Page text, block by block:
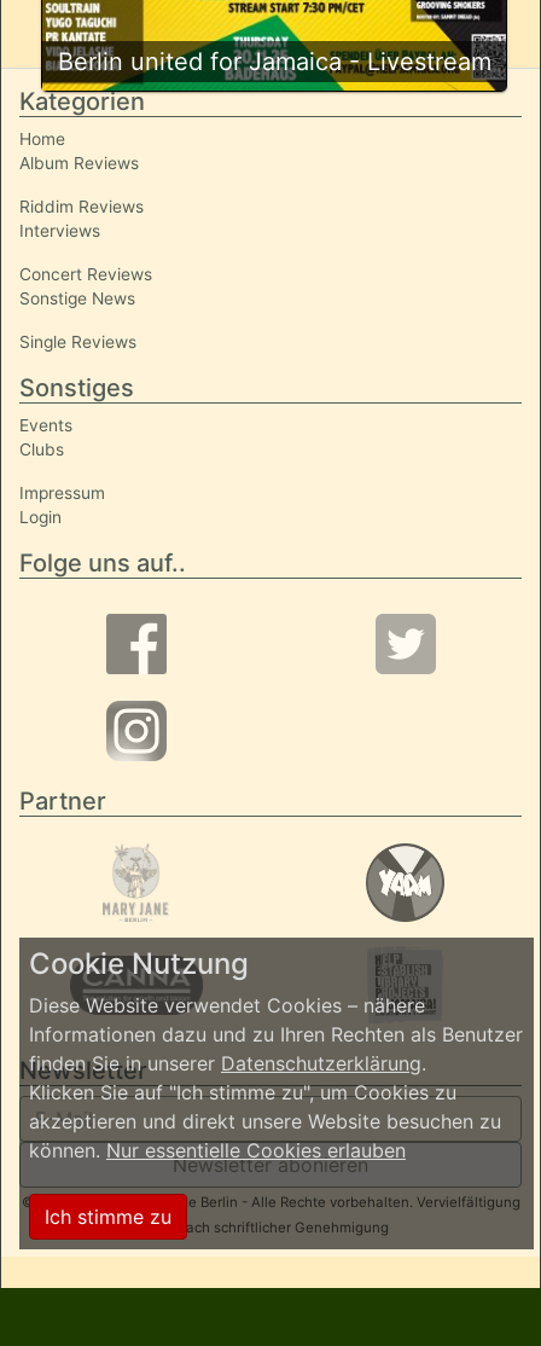
Berlin united for Jamaica - Livestream
Kategorien
Home
Album Reviews
Riddim Reviews
Interviews
Concert Reviews
Sonstige News
Single Reviews
Sonstiges
Events
Clubs
Impressum
Login
Folge uns auf..
Partner
Newsletter
Newsletter abonieren
© 2026 ReggaeInBerlin.de Berlin - Alle Rechte vorbehalten. Vervielfältigung
nur nach schriftlicher Genehmigung
Cookie Nutzung
Diese Website verwendet Cookies – nähere
Informationen dazu und zu Ihren Rechten als Benutzer
finden Sie in unserer Datenschutzerklärung.
Klicken Sie auf "Ich stimme zu", um Cookies zu
akzeptieren und direkt unsere Website besuchen zu
können.Nur essentielle Cookies erlauben
Ich stimme zu